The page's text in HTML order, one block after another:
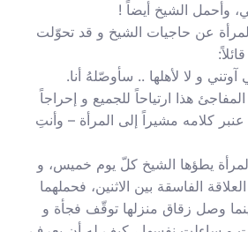
وأحمل الشيخ أيضاً !
عن حاجيات الشيخ و قد تحوّلت
و لا لأهلها .. سأوصّلهُ أنا.
هذا ارتياحاً للجميع و إحراجاً
كلامه مشيراً إلى المرأة – وأنتِ
يطؤها الشيخ كلّ يوم خميس، و
الفاسقة بين الاثنين، فحملهما
وصل زقاق منزلها توقّف فجأة و